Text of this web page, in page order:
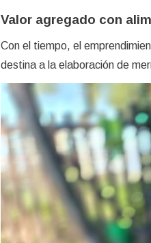
Valor agregado con
Con el tiempo, el
destina a la elaboración de